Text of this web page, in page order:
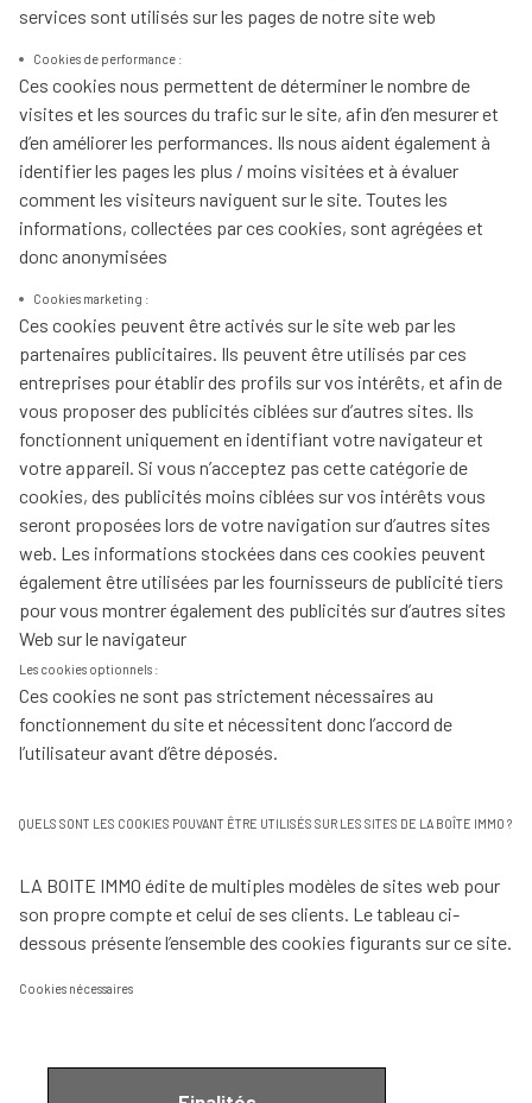
services sont utilisés sur les pages de notre site web
Cookies de performance :
Ces cookies nous permettent de déterminer le nombre de
visites et les sources du trafic sur le site, afin d’en mesurer et
d’en améliorer les performances. Ils nous aident également à
identifier les pages les plus / moins visitées et à évaluer
comment les visiteurs naviguent sur le site. Toutes les
informations, collectées par ces cookies, sont agrégées et
donc anonymisées
Cookies marketing :
Ces cookies peuvent être activés sur le site web par les
partenaires publicitaires. Ils peuvent être utilisés par ces
entreprises pour établir des profils sur vos intérêts, et afin de
vous proposer des publicités ciblées sur d’autres sites. Ils
fonctionnent uniquement en identifiant votre navigateur et
votre appareil. Si vous n’acceptez pas cette catégorie de
cookies, des publicités moins ciblées sur vos intérêts vous
seront proposées lors de votre navigation sur d’autres sites
web. Les informations stockées dans ces cookies peuvent
également être utilisées par les fournisseurs de publicité tiers
pour vous montrer également des publicités sur d’autres sites
Web sur le navigateur
Les cookies optionnels :
Ces cookies ne sont pas strictement nécessaires au
fonctionnement du site et nécessitent donc l’accord de
l’utilisateur avant d’être déposés.
QUELS SONT LES COOKIES POUVANT ÊTRE UTILISÉS SUR LES SITES DE LA BOÎTE IMMO ?
LA BOITE IMMO édite de multiples modèles de sites web pour
son propre compte et celui de ses clients. Le tableau ci-
dessous présente l’ensemble des cookies figurants sur ce site.
Cookies nécessaires